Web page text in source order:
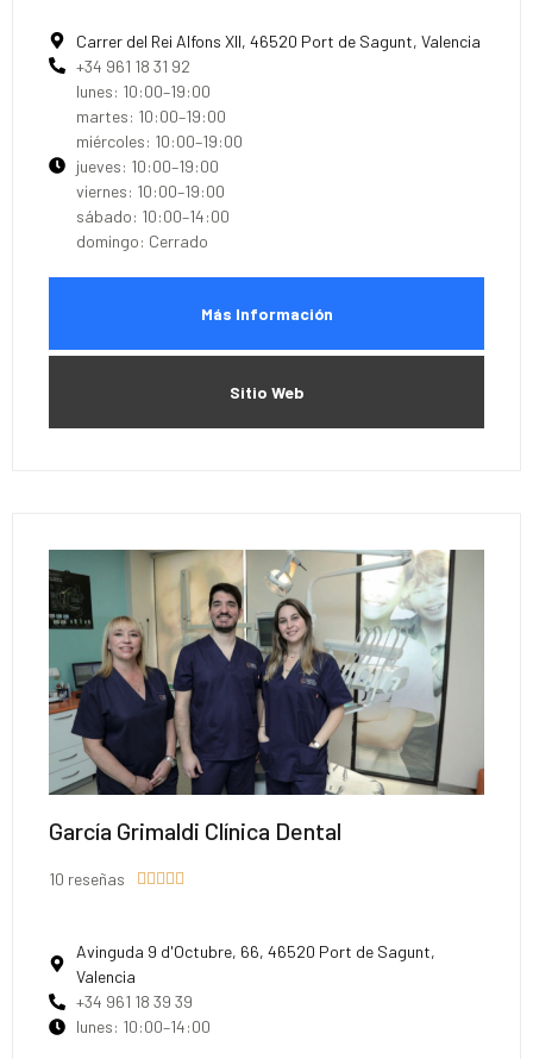
Carrer del Rei Alfons XII, 46520 Port de Sagunt, Valencia
+34 961 18 31 92
lunes: 10:00–19:00
martes: 10:00–19:00
miércoles: 10:00–19:00
jueves: 10:00–19:00
viernes: 10:00–19:00
sábado: 10:00–14:00
domingo: Cerrado
Más Información
Sitio Web
García Grimaldi Clínica Dental
10 reseñas     
Avinguda 9 d'Octubre, 66, 46520 Port de Sagunt,
Valencia
+34 961 18 39 39
lunes: 10:00–14:00